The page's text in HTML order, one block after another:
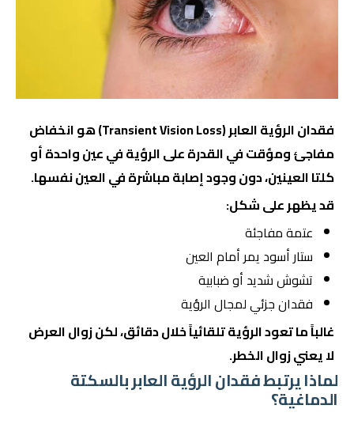
فقدان الرؤية العابر (Transient Vision Loss) هو انخفاض
مفاجئ ومؤقت في القدرة على الرؤية في عين واحدة أو
كلتا العينين، دون وجود إصابة مباشرة في العين نفسها.
قد يظهر على شكل:
عتمة مفاجئة
ستار أسود يمر أمام العين
تشوش شديد أو ضبابية
فقدان جزئي لمجال الرؤية
غالباً ما تعود الرؤية تلقائياً خلال دقائق، لكن زوال العرض
لا يعني زوال الخطر.
لماذا يرتبط فقدان الرؤية العابر بالسكتة
الدماغية؟